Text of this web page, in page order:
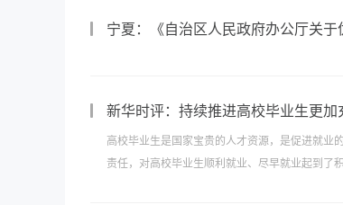
宁夏：《自治区人民政府办公厅关
新华时评：持续推进高校毕业生更加
高校毕业生是国家宝贵的人才资源，是促进就业
责任，对高校毕业生顺利就业、尽早就业起到了